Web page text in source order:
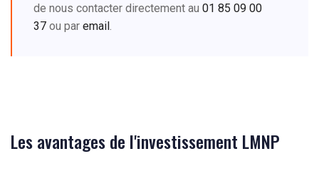
de nous contacter directement au 01 85 09 00
37 ou par email
Les avantages de l'investissement LMNP